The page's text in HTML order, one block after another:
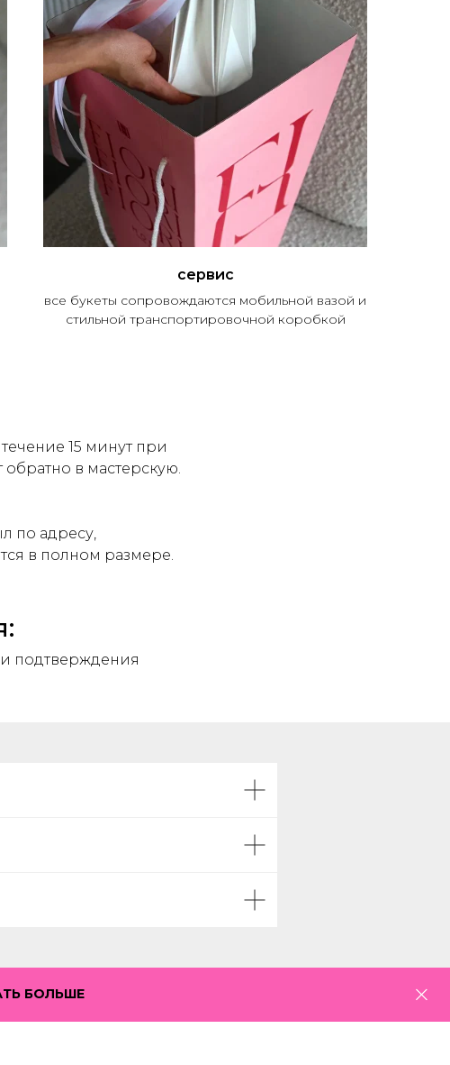
сервис
все букеты сопровождаются мобильной вазой и
стильной транспортировочной коробкой
15 минут при
обратно в мастерскую.
по адресу,
в полном размере.
подтверждения
БОЛЬШЕ